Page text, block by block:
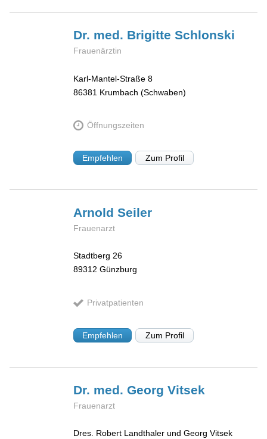
Dr. med. BrigitteSchlonski
Frauenärztin
Karl-Mantel-Straße 8
86381 Krumbach (Schwaben)
Öffnungszeiten
Empfehlen Zum Profil
ArnoldSeiler
Frauenarzt
Stadtberg 26
89312 Günzburg
Privatpatienten
Empfehlen Zum Profil
Dr. med. GeorgVitsek
Frauenarzt
Dres. Robert Landthaler und Georg Vitsek